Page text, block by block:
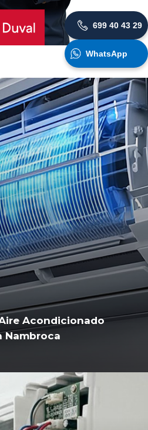
Acondicionado
Nambroca
699 40 43 29
WhatsApp